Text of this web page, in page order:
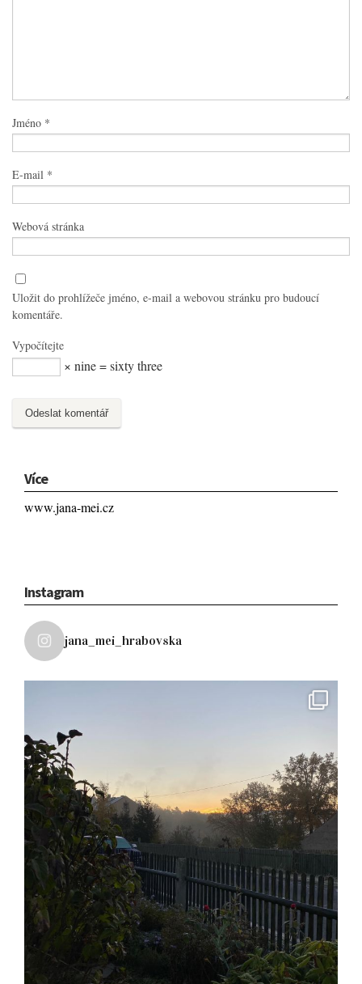
Jméno *
E-mail *
Webová stránka
Uložit do prohlížeče jméno, e-mail a webovou stránku pro budoucí
komentáře.
Vypočítejte
× nine = sixty three
Více
www.jana-mei.cz
Instagram
jana_mei_hrabovska